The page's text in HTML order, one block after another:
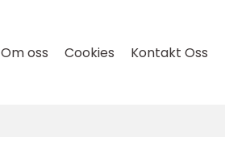
Om oss Cookies Kontakt Oss